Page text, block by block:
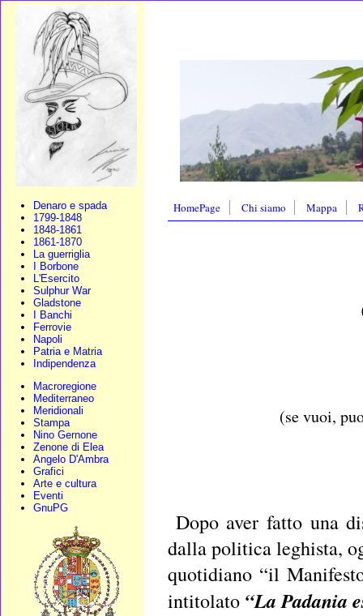
Denaro e spada
1799-1848
1848-1861
1861-1870
La guerriglia
I Borbone
L'Esercito
Sulphur War
Gladstone
I Banchi
Ferrovie
Napoli
Patria e Matria
Indipendenza
Macroregione
Mediterraneo
Meridionali
Stampa
Nino Gernone
Zenone di Elea
Angelo D'Ambra
Grafici
Arte e cultura
Eventi
GnuPG
HomePage Chi siamo Mappa
(se vuoi,
Dopo aver fatto una
dalla politica leghista,
quotidiano “il
intitolato“La Padania